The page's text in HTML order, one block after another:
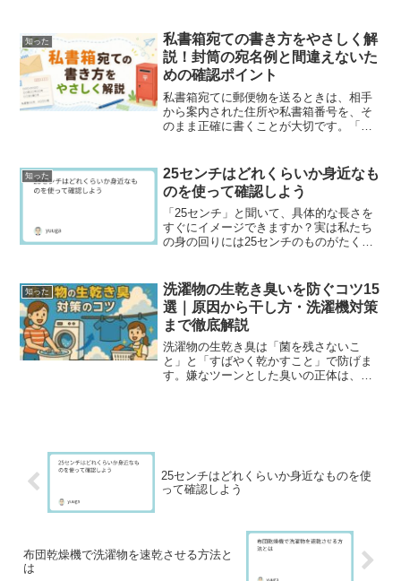
ばれているかご存じですか？指で押すと
「ポップ」と音がするため...
知った
私書箱宛ての書き方をやさしく解
説！封筒の宛名例と間違えないた
めの確認ポイント
私書箱宛てに郵便物を送るときは、相手
から案内された住所や私書箱番号を、そ
のまま正確に書くことが大切です。「普
宛てなら様？御中？」このように、はじ
めて私書箱宛てに送るとき...
知った
25センチはどれくらいか身近なも
のを使って確認しよう
「25センチ」と聞いて、具体的な長さを
すぐにイメージできますか？実は私たち
の身の回りには25センチのものがたくさ
なアイテムに25センチの基準が使われて
います。本記事では、...
知った
洗濯物の生乾き臭いを防ぐコツ15
選｜原因から干し方・洗濯機対策
まで徹底解説
洗濯物の生乾き臭は「菌を残さないこ
と」と「すばやく乾かすこと」で防げま
す。嫌なツーンとした臭いの正体は、洗
25センチはどれくらいか身近なものを使
って確認しよう
布団乾燥機で洗濯物を速乾させる方法と
は